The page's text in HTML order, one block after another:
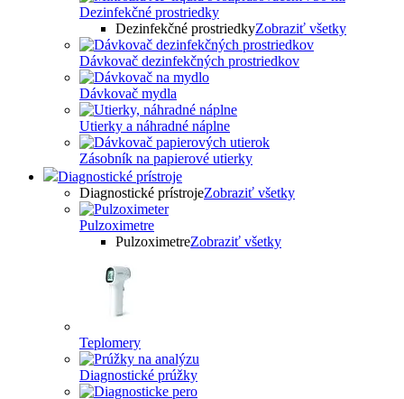
Dezinfekčné prostriedky
Dezinfekčné prostriedkyZobraziť všetky
Dávkovač dezinfekčných prostriedkov
Dávkovač mydla
Utierky a náhradné náplne
Zásobník na papierové utierky
Diagnostické prístroje
Diagnostické prístrojeZobraziť všetky
Pulzoximetre
PulzoximetreZobraziť všetky
Teplomery
Diagnostické prúžky